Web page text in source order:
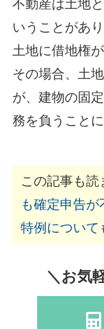
不動産は土地
いうことがあり
土地に借地権
その場合、土
が、建物の固
務を負うことに
この記事も読
も確定申告
特例について
＼お気